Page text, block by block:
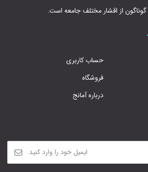
از اقشار مختلف جامعه است.
حساب کاربری
فروشگاه
درباره آمانج